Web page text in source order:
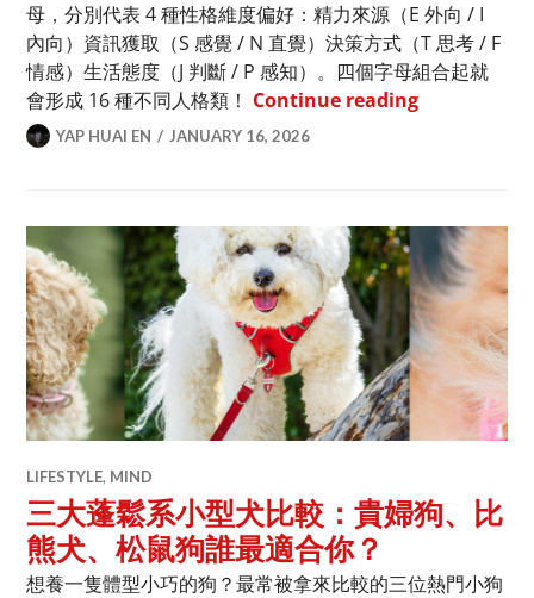
母，分別代表 4 種性格維度偏好：精力來源（E 外向 / I
內向）資訊獲取（S 感覺 / N 直覺）決策方式（T 思考 / F
情感）生活態度（J 判斷 / P 感知）。四個字母組合起就
會形成 16 種不同人格類！ Continue readingMBTI 每個字
YAP HUAI EN JANUARY 16, 2026
LIFESTYLE, MIND
三大蓬鬆系小型犬比較：貴婦狗、比
熊犬、松鼠狗誰最適合你？
想養一隻體型小巧的狗？最常被拿來比較的三位熱門小狗